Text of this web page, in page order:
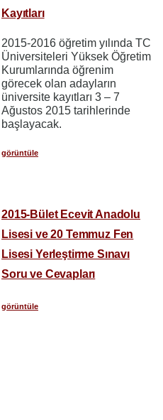
Kayıtları
2015-2016 öğretim yılında TC
Üniversiteleri Yüksek Öğretim
Kurumlarında öğrenim
görecek olan adayların
üniversite kayıtları 3 – 7
Ağustos 2015 tarihlerinde
başlayacak.
görüntüle
2015-Bület Ecevit Anadolu
Lisesi ve 20 Temmuz Fen
Lisesi Yerleştirme Sınavı
Soru ve Cevapları
görüntüle